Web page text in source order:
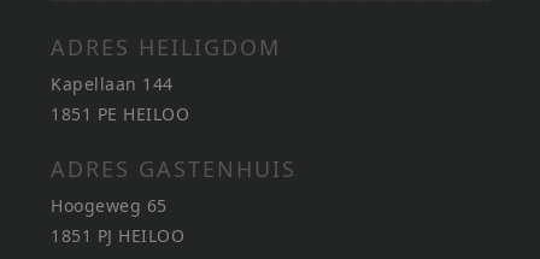
ADRES HEILIGDOM
Kapellaan 144
1851 PE HEILOO
ADRES GASTENHUIS
Hoogeweg 65
1851 PJ HEILOO